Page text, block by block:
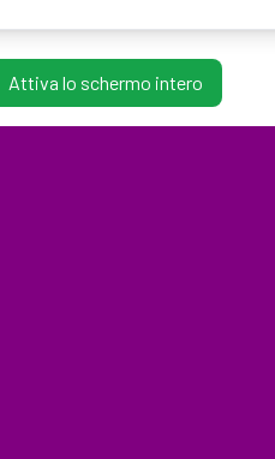
Attiva lo schermo intero